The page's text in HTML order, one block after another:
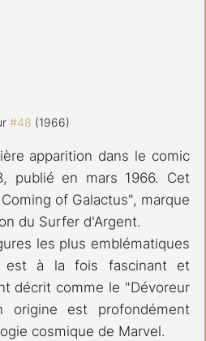
#48 (1966)
apparition dans le comic
publié en mars 1966. Cet
of Galactus", marque
du Surfer d'Argent.
les plus emblématiques
est à la fois fascinant et
décrit comme le "Dévoreur
est profondément
cosmique de Marvel.